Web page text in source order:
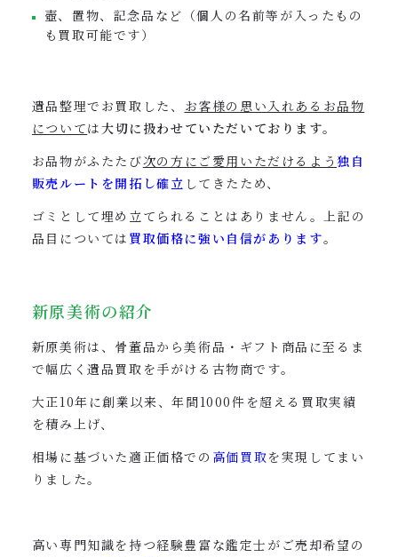
壺、置物、記念品など（個人の名前等が入ったもの
も買取可能です）
遺品整理でお買取した、 お客様の思い入れあるお品物
については大切に扱わせていただいております。
お品物がふたたび次の方にご愛用いただけるよう独自
販売ルートを開拓し確立 してきたため、
ゴミとして埋め立てられることはありません。上記の
品目については 買取価格に強い自信があります。
新原美術の紹介
新原美術は、骨董品から美術品・ギフト商品に至るま
で幅広く遺品買取を手がける古物商です。
大正10年に創業以来、年間1000件を超える買取実績
を積み上げ、
相場に基づいた適正価格での 高価買取を実現してまい
りました。
高い専門知識を持つ経験豊富な鑑定士がご売却希望の